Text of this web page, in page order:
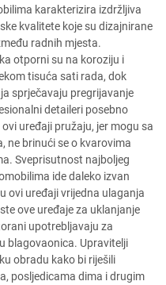
karakterizira izdržljiva
kvalitete koje su dizajnirane
radnih mjesta.
otporni su na koroziju i
tisuća sati rada, dok
sprječavaju pregrijavanje
detaileri posebno
uređaji pružaju, jer mogu sa
ne brinući se o kvarovima
Sveprisutnost najboljeg
ide daleko izvan
ovi uređaji vrijedna ulaganja
ove uređaje za uklanjanje
upotrebljavaju za
blagovaonica. Upravitelji
obradu kako bi riješili
posljedicama dima i drugim